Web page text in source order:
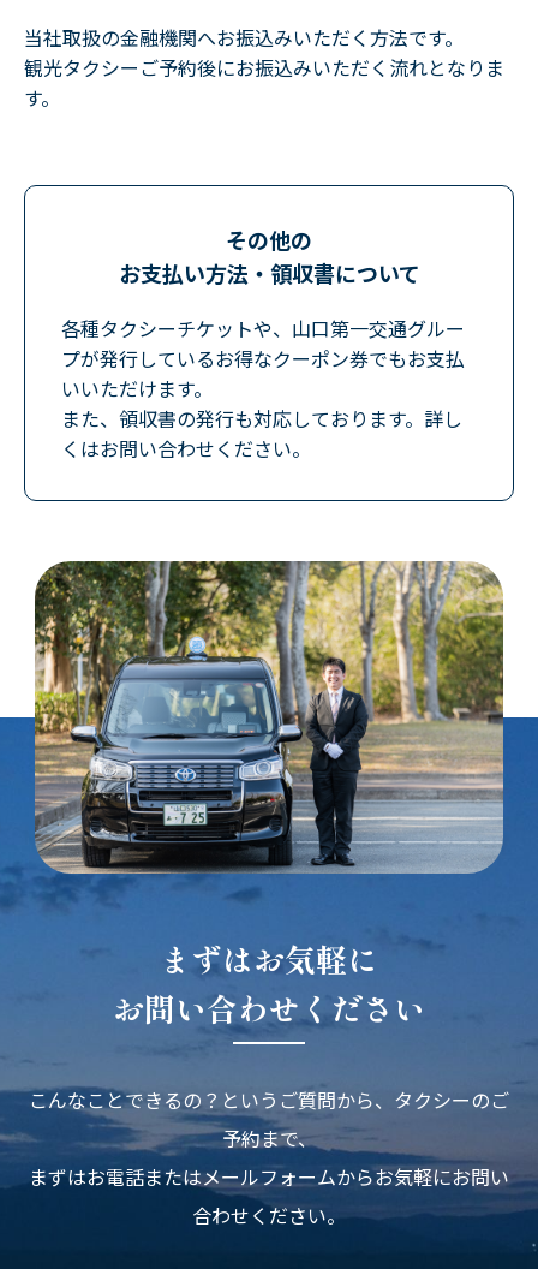
当社取扱の金融機関へお振込みいただく方法です。
観光タクシーご予約後にお振込みいただく流れとなりま
す。
その他の
お支払い方法・領収書について
各種タクシーチケットや、山口第一交通グルー
プが発行しているお得なクーポン券でもお支払
いいただけます。
また、領収書の発行も対応しております。詳し
くはお問い合わせください。
まずはお気軽に
お問い合わせください
こんなことできるの？というご質問から、タクシーのご
予約まで、
まずはお電話またはメールフォームからお気軽にお問い
合わせください。